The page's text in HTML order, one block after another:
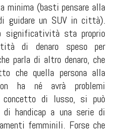
minima (basti pensare alla
guidare un SUV in città).
significatività sta proprio
di denaro speso per
parla di altro denaro, che
che quella persona alla
ha né avrà problemi
concetto di lusso, si può
handicap a una serie di
femminili. Forse che